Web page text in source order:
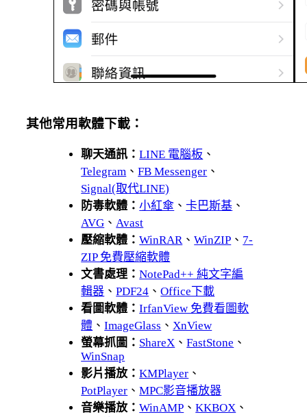
其他常用軟體下載：
聊天通訊：LINE 電腦板 、
Telegram 、FB Messenger 、
Signal(取代LINE)
防毒軟體：小紅傘 、卡巴斯基 、
AVG 、 Avast
壓縮軟體：WinRAR 、WinZIP 、 7-
ZIP 免費壓縮軟體
文書處理：NotePad++ 純文字編
輯器 、PDF24 、Office下載
看圖軟體：IrfanView 免費看圖軟
體 、ImageGlass 、 XnView
螢幕抓圖： ShareX 、FastStone 、
WinSnap
影片播放：KMPlayer 、
PotPlayer 、MPC影音播放器
音樂播放：WinAMP 、KKBOX 、